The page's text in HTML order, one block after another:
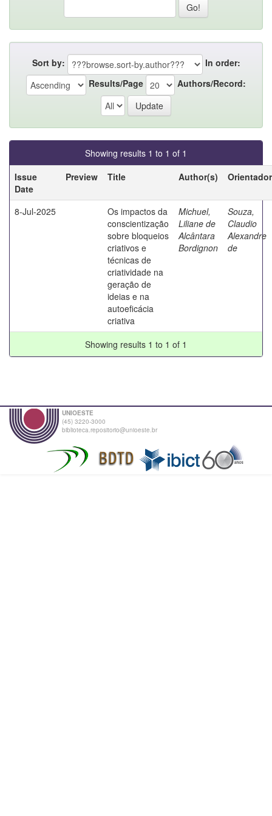
Sort by:
In order:
Results/Page
Authors/Record:
Showing results 1 to 1 of 1
Issue
Date
Preview Title Author(s) Orientador
8-Jul-2025
Os impactos da
conscientização
sobre bloqueios
criativos e
técnicas de
criatividade na
geração de
ideias e na
autoeficácia
criativa
Michuel,
Liliane de
Alcântara
Bordignon
Souza,
Claudio
Alexandre
de
Showing results 1 to 1 of 1
UNIOESTE
(45) 3220-3000
biblioteca.repositorio@unioeste.br